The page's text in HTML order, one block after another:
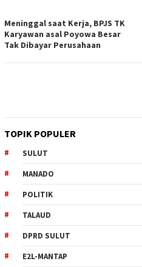
Meninggal saat Kerja, BPJS TK
Karyawan asal Poyowa Besar
Tak Dibayar Perusahaan
TOPIK POPULER
SULUT
MANADO
POLITIK
TALAUD
DPRD SULUT
E2L-MANTAP